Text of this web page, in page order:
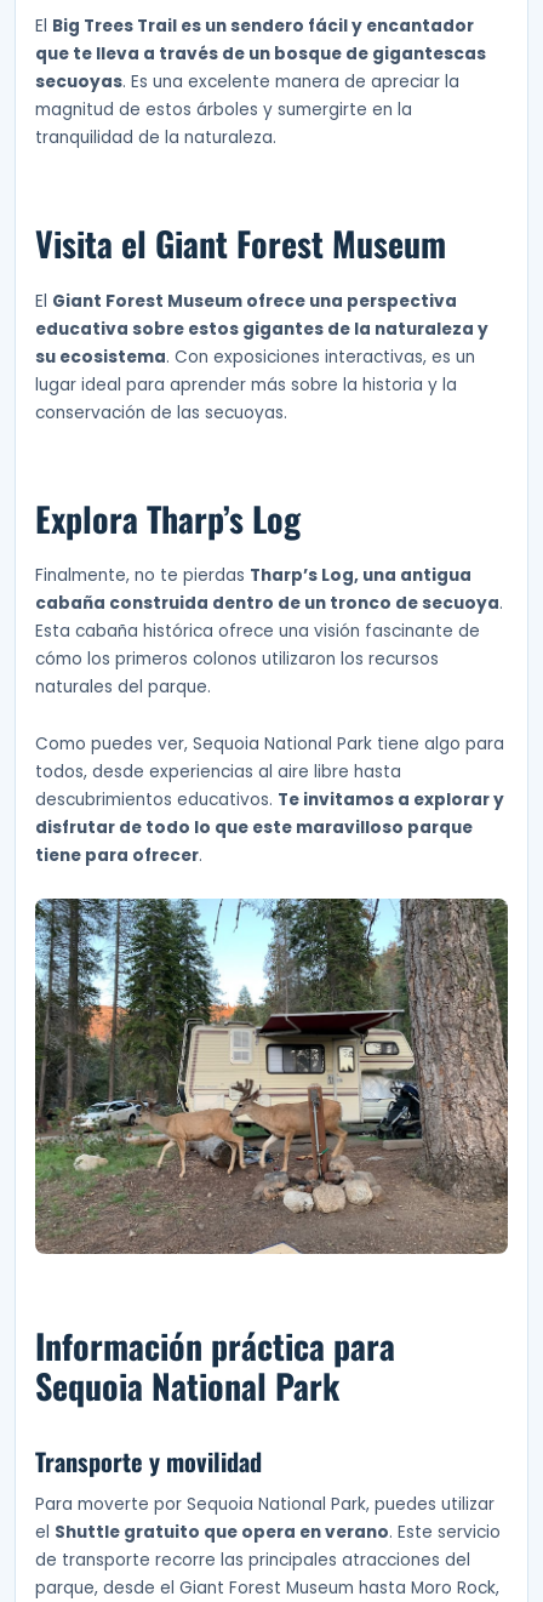
El Big Trees Trail es un sendero fácil y encantador
que te lleva a través de un bosque de gigantescas
secuoyas. Es una excelente manera de apreciar la
magnitud de estos árboles y sumergirte en la
tranquilidad de la naturaleza.
Visita el Giant Forest Museum
El Giant Forest Museum ofrece una perspectiva
educativa sobre estos gigantes de la naturaleza y
su ecosistema. Con exposiciones interactivas, es un
lugar ideal para aprender más sobre la historia y la
conservación de las secuoyas.
Explora Tharp’s Log
Finalmente, no te pierdas Tharp’s Log, una antigua
cabaña construida dentro de un tronco de secuoya.
Esta cabaña histórica ofrece una visión fascinante de
cómo los primeros colonos utilizaron los recursos
naturales del parque.
Como puedes ver, Sequoia National Park tiene algo para
todos, desde experiencias al aire libre hasta
descubrimientos educativos. Te invitamos a explorar y
disfrutar de todo lo que este maravilloso parque
tiene para ofrecer.
Información práctica para
Sequoia National Park
Transporte y movilidad
Para moverte por Sequoia National Park, puedes utilizar
el Shuttle gratuito que opera en verano. Este servicio
de transporte recorre las principales atracciones del
parque, desde el Giant Forest Museum hasta Moro Rock,